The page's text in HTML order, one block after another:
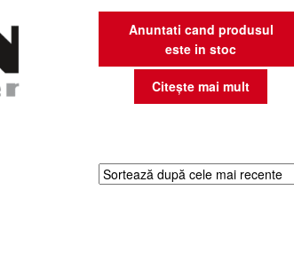
Anuntati cand produsul
este in stoc
Citește mai mult